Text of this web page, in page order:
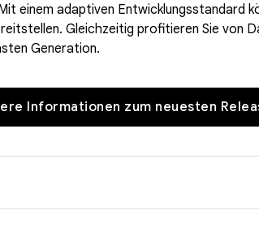
einem adaptiven Entwicklungsstandard
Gleichzeitig profitieren Sie von
Generation.
Informationen zum neuesten